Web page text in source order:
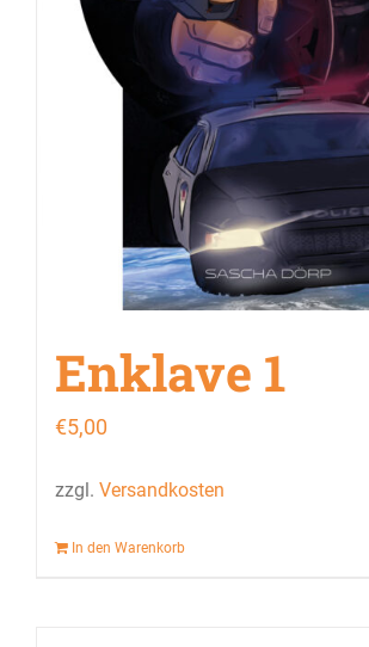
Enklave 1
€5,00
zzgl. Versandkosten
In den Warenkorb